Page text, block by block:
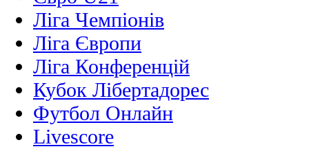
Ліга Чемпіонів
Ліга Європи
Ліга Конференцій
Кубок Лібертадорес
Футбол Онлайн
Livescore